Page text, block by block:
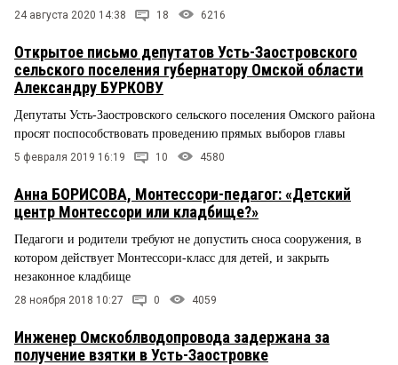
24 августа 2020 14:38 18 6216
Открытое письмо депутатов Усть-Заостровского
сельского поселения губернатору Омской области
Александру БУРКОВУ
Депутаты Усть-Заостровского сельского поселения Омского района
просят поспособствовать проведению прямых выборов главы
5 февраля 2019 16:19 10 4580
Анна БОРИСОВА, Монтессори-педагог: «Детский
центр Монтессори или кладбище?»
Педагоги и родители требуют не допустить сноса сооружения, в
котором действует Монтессори-класс для детей, и закрыть
незаконное кладбище
28 ноября 2018 10:27 0 4059
Инженер Омскоблводопровода задержана за
получение взятки в Усть-Заостровке